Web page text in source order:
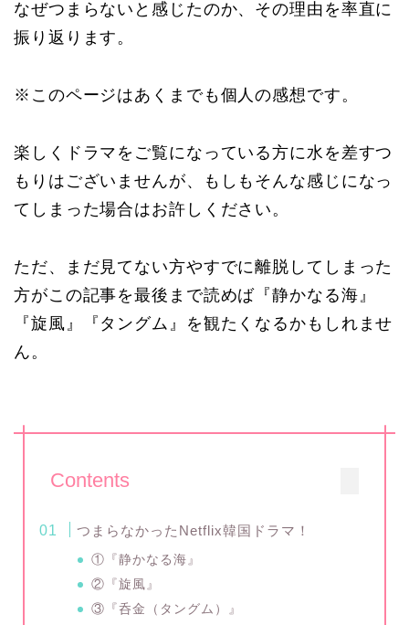
なぜつまらないと感じたのか、その理由を率直に
振り返ります。
※このページはあくまでも個人の感想です。
楽しくドラマをご覧になっている方に水を差すつ
もりはございませんが、もしもそんな感じになっ
てしまった場合はお許しください。
ただ、まだ見てない方やすでに離脱してしまった
方がこの記事を最後まで読めば『静かなる海』
『旋風』『タングム』を観たくなるかもしれませ
ん。
Contents
つまらなかったNetflix韓国ドラマ！
①『静かなる海』
②『旋風』
③『呑金（タングム）』